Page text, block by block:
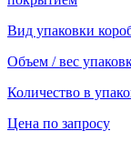
Вид упаковки
Объем / вес
Количество в
Цена по запросу